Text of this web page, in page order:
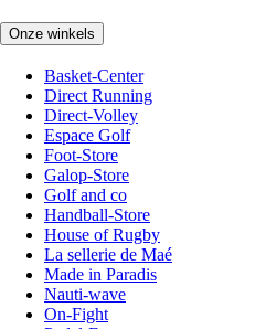
Onze winkels
Basket-Center
Direct Running
Direct-Volley
Espace Golf
Foot-Store
Galop-Store
Golf and co
Handball-Store
House of Rugby
La sellerie de Maé
Made in Paradis
Nauti-wave
On-Fight